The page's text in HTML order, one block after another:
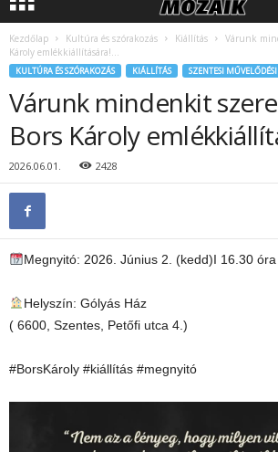
Kezdőlap Kultúra és szórakozás Kiállítás
Várunk
Károly emlékkiállítására!…
KULTÚRA ÉS SZÓRAKOZÁS KIÁLLÍTÁS SZENTESI
Várunk mindenkit
Bors Károly
2026.06.01. 2428
Megnyitó: 2026. Június 2. (kedd)I 16.30 óra
Helyszín: Gólyás Ház
( 6600, Szentes, Petőfi utca 4.)
#BorsKároly #kiállítás #megnyitó